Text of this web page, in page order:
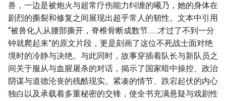
兽，一边是被炮火与超常疗伤能力纠缠的曦乃，她的身体在
剧烈的撕裂和修复之间展现出超乎常人的韧性。文本中引用
“被兽化人从腰部撕开，脊椎骨断成数节……才过了不到一分
钟就爬起来”的原文片段，更是刻画了这位不死战士面对绝
境时的冷静与决绝。与此同时，故事穿插着队长与新队员之
间关于服从与血腥屠杀的对话，揭示了国家暗中操控、政治
阴谋与道德沦丧的残酷现实。紧凑的情节、跌宕起伏的内心
独白以及承载着多重秘密的交锋，使全书充满悬疑与戏剧性